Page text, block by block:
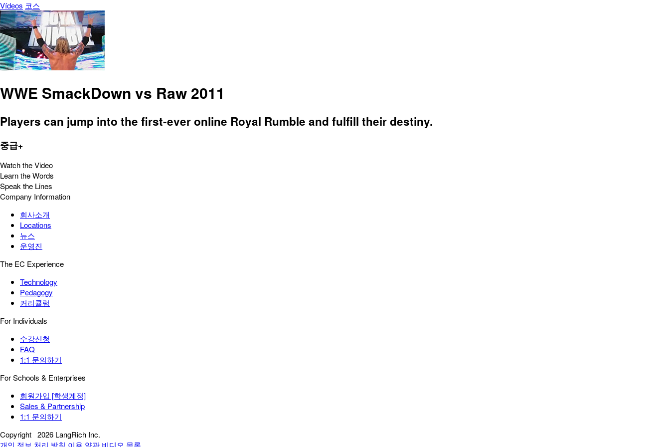
Vídeos 코스
WWE SmackDown vs Raw 2011
Players can jump into the first-ever online Royal Rumble and fulfill their destiny.
중급+
Watch the Video
Learn the Words
Speak the Lines
Company Information
회사소개
Locations
뉴스
운영진
The EC Experience
Technology
Pedagogy
커리큘럼
For Individuals
수강신청
FAQ
1:1 문의하기
For Schools & Enterprises
회원가입 [학생계정]
Sales & Partnership
1:1 문의하기
Copyright 2026 LangRich Inc.